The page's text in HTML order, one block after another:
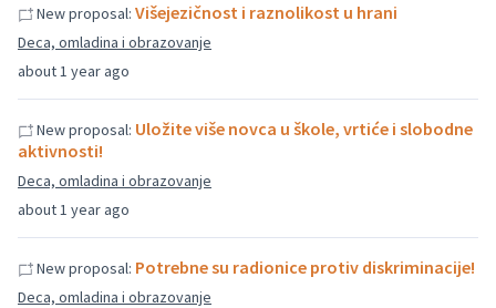
about 1 year ago
New proposal: Višejezičnost i raznolikost u hrani
Deca, omladina i obrazovanje
about 1 year ago
New proposal: Uložite više novca u škole, vrtiće i slobodne
aktivnosti!
Deca, omladina i obrazovanje
New proposal: Potrebne su radionice protiv diskriminacije!
Deca, omladina i obrazovanje